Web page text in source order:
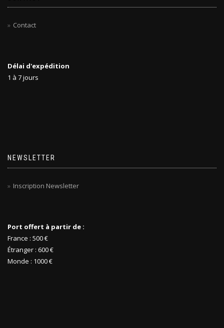
Contact
Délai d'expédition
1 à 7 jours
NEWSLETTER
Inscription Newsletter
Port offert à partir de :
France : 500 €
Étranger : 600 €
Monde : 1000 €